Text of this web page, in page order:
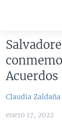
al
contenido
Salte
AMÉRICA DEL
ELECCIONES
Acuerdos
Claudia Zaldaña
enero 17, 2022